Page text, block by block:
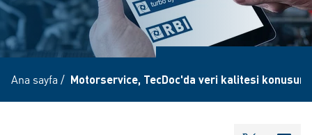
Ana sayfa / Motorservice, TecDoc'da veri kalitesi